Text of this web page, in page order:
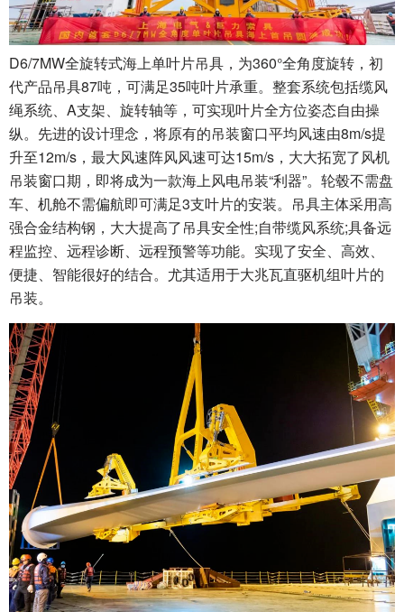
D6/7MW全旋转式海上单叶片吊具，为360°全角度旋转，初
代产品吊具87吨，可满足35吨叶片承重。整套系统包括缆风
绳系统、A支架、旋转轴等，可实现叶片全方位姿态自由操
纵。先进的设计理念，将原有的吊装窗口平均风速由8m/s提
升至12m/s，最大风速阵风风速可达15m/s，大大拓宽了风机
吊装窗口期，即将成为一款海上风电吊装“利器”。轮毂不需盘
车、机舱不需偏航即可满足3支叶片的安装。吊具主体采用高
强合金结构钢，大大提高了吊具安全性;自带缆风系统;具备远
程监控、远程诊断、远程预警等功能。实现了安全、高效、
便捷、智能很好的结合。尤其适用于大兆瓦直驱机组叶片的
吊装。